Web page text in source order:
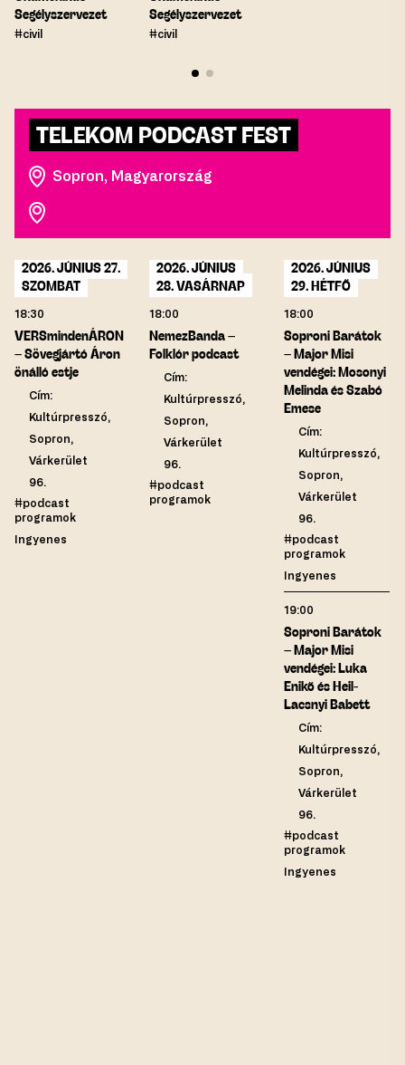
Segélyszervezet
#civil
Segélyszervezet
#civil
TELEKOM PODCAST FEST
Sopron, Magyarország
2026. JÚNIUS 27.
SZOMBAT
18:30
VERSmindenÁRON
– Sövegjártó Áron
önálló estje
Cím:
Kultúrpresszó,
Sopron,
Várkerület
96.
#podcast
programok
Ingyenes
2026. JÚNIUS
28. VASÁRNAP
18:00
NemezBanda –
Folklór podcast
Cím:
Kultúrpresszó,
Sopron,
Várkerület
96.
#podcast
programok
2026. JÚNIUS
29. HÉTFŐ
18:00
Soproni Barátok
– Major Misi
vendégei: Mosonyi
Melinda és Szabó
Emese
Cím:
Kultúrpresszó,
Sopron,
Várkerület
96.
#podcast
programok
Ingyenes
19:00
Soproni Barátok
– Major Misi
vendégei: Luka
Enikő és Heil-
Lacsnyi Babett
Cím:
Kultúrpresszó,
Sopron,
Várkerület
96.
#podcast
programok
Ingyenes